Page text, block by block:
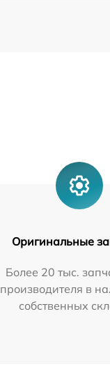
Оригинальные
Более 20 тыс.
производителя в
собственных